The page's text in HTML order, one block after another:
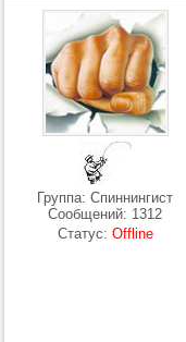
Группа: Спиннингист
Сообщений: 1312
Статус: Offline